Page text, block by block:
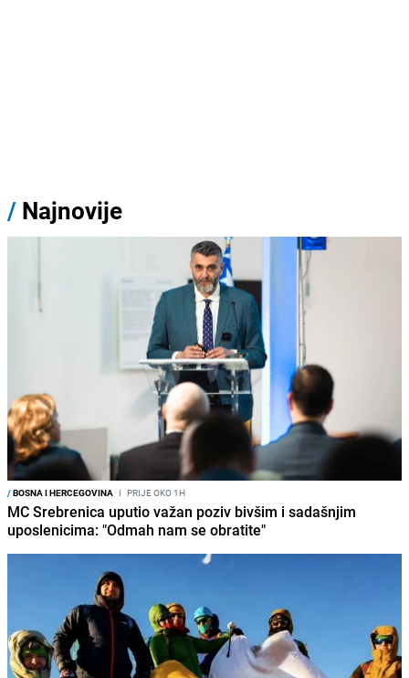
/ Najnovije
/BOSNA I HERCEGOVINA I PRIJE OKO 1H
MC Srebrenica uputio važan poziv bivšim i sadašnjim
uposlenicima: "Odmah nam se obratite"